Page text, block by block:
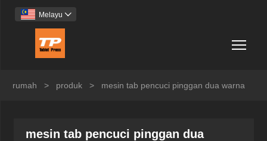
Melayu 
rumah > produk > mesin tab pencuci pinggan dua warna
mesin tab pencuci pinggan dua